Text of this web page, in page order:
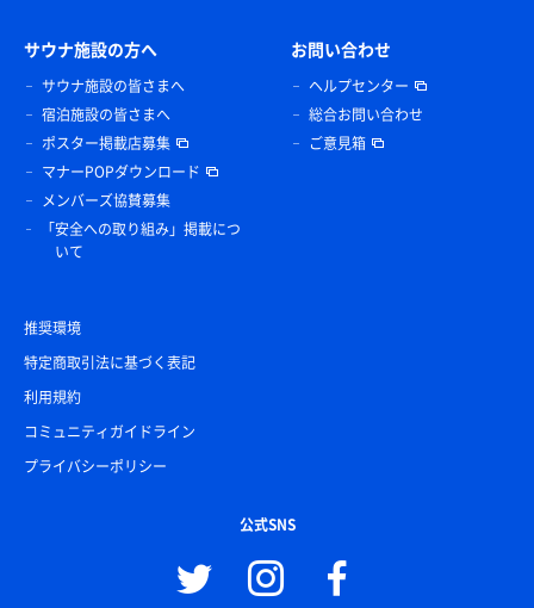
サウナ施設の方へ
サウナ施設の皆さまへ
宿泊施設の皆さまへ
ポスター掲載店募集
マナーPOPダウンロード
メンバーズ協賛募集
「安全への取り組み」掲載につ
いて
お問い合わせ
ヘルプセンター
総合お問い合わせ
ご意見箱
推奨環境
特定商取引法に基づく表記
利用規約
コミュニティガイドライン
プライバシーポリシー
公式SNS